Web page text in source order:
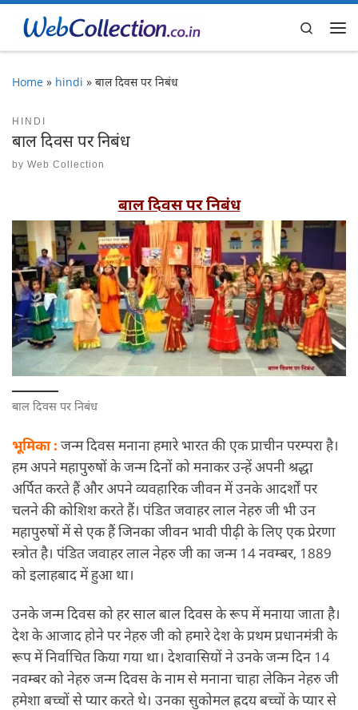
Skip to content
Search
Home » hindi » बाल दिवस पर निबंध
HINDI
बाल दिवस पर निबंध
by Web Collection
बाल दिवस पर निबंध
बाल दिवस पर निबंध
भूमिका : जन्म दिवस मनाना हमारे भारत की एक प्राचीन परम्परा है।
हम अपने महापुरुषों के जन्म दिनों को मनाकर उन्हें अपनी श्रद्धा
अर्पित करते हैं और अपने व्यवहारिक जीवन में उनके आदर्शों पर
चलने की कोशिश करते हैं। पंडित जवाहर लाल नेहरु जी भी उन
महापुरुषों में से एक हैं जिनका जीवन भावी पीढ़ी के लिए एक प्रेरणा
स्त्रोत है। पंडित जवाहर लाल नेहरु जी का जन्म 14 नवम्बर, 1889
को इलाहबाद में हुआ था।
उनके जन्म दिवस को हर साल बाल दिवस के रूप में मनाया जाता है।
देश के आजाद होने पर नेहरु जी को हमारे देश के प्रथम प्रधानमंत्री के
रूप में निर्वाचित किया गया था। देशवासियों ने उनके जन्म दिन 14
नवम्बर को नेहरु जन्म दिवस के नाम से मनाना चाहा लेकिन नेहरु जी
हमेशा बच्चों से प्यार करते थे। उनका सुकोमल ह्रदय बच्चों के प्यार से